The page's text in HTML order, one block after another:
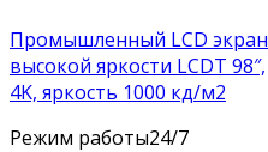
Промышленный LCD экран
высокой яркости LCDT 98″,
4K, яркость 1000 кд/м2
Режим работы24/7